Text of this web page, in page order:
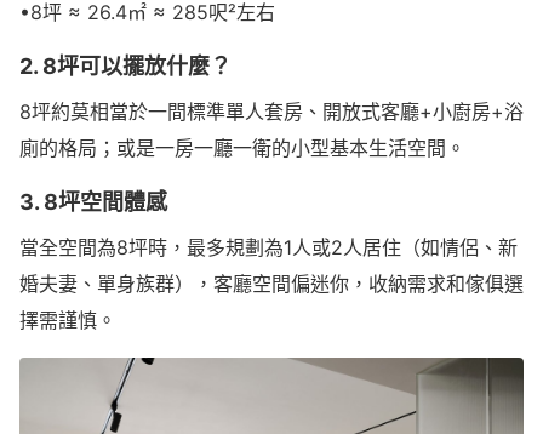
•8坪 ≈ 26.4㎡ ≈ 285呎²左右
2. 8坪可以擺放什麼？
8坪約莫相當於一間標準單人套房、開放式客廳+小廚房+浴
廁的格局；或是一房一廳一衛的小型基本生活空間。
3. 8坪空間體感
當全空間為8坪時，最多規劃為1人或2人居住（如情侶、新
婚夫妻、單身族群），客廳空間偏迷你，收納需求和傢俱選
擇需謹慎。